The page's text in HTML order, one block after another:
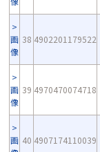
画
像
38 4902201179522
画
像
39 4970470074718
画 40 4907174110039